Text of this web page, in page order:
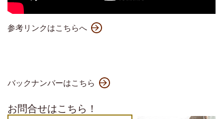
参考リンクはこちらへ
バックナンバーはこちら
お問合せはこちら！